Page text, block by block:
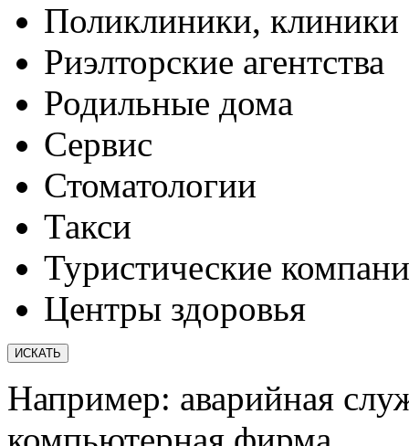
Поликлиники, клиники
Риэлторские агентства
Родильные дома
Сервис
Стоматологии
Такси
Туристические
Центры здоровья
Например: аварийная